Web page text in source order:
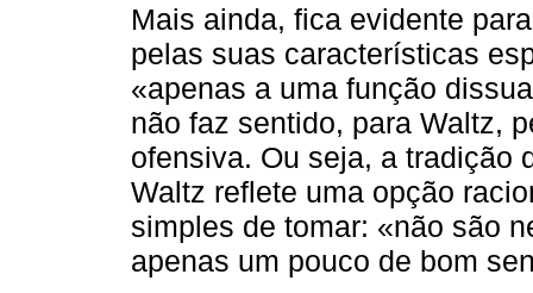
Mais ainda, fica evidente
pelas suas características
«apenas a uma função
não faz sentido, para Waltz,
ofensiva. Ou seja, a tradição
Waltz reflete uma opção
simples de tomar: «não são
apenas um pouco de bom